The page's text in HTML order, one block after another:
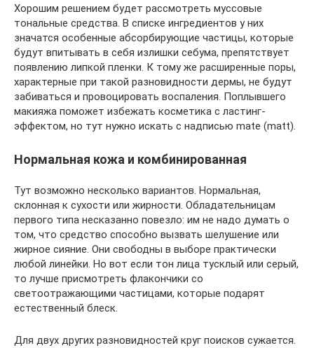
Хорошим решением будет рассмотреть муссовые
тональные средства. В списке ингредиентов у них
значатся особенные абсорбирующие частицы, которые
будут впитывать в себя излишки себума, препятствует
появлению липкой пленки. К тому же расширенные поры,
характерные при такой разновидности дермы, не будут
забиваться и провоцировать воспаления. Поплывшего
макияжа поможет избежать косметика с ластинг-
эффектом, но тут нужно искать с надписью mate (matt).
Нормальная кожа и комбинированная
Тут возможно несколько вариантов. Нормальная,
склонная к сухости или жирности. Обладательницам
первого типа несказанно повезло: им не надо думать о
том, что средство способно вызвать шелушение или
жирное сияние. Они свободны в выборе практически
любой линейки. Но вот если тон лица тусклый или серый,
то лучше присмотреть флакончики со
светоотражающими частицами, которые подарят
естественный блеск.
Для двух других разновидностей круг поисков сужается.